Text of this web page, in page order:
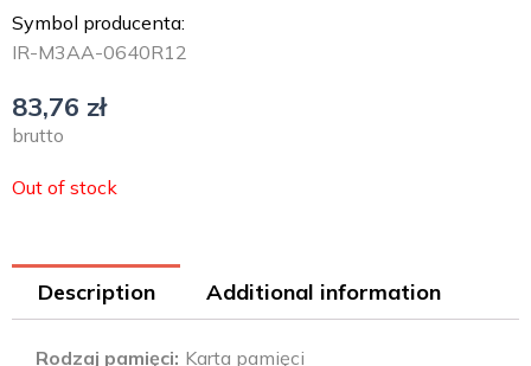
Symbol producenta:
IR-M3AA-0640R12
83,76 zł
brutto
Out of stock
Description Additional information
Rodzaj pamięci Karta pamięci